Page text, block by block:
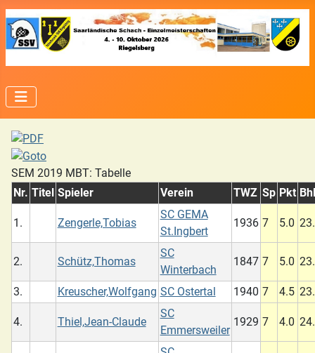
SEM 2019 MBT: Tabelle
Nr. Titel Spieler Verein TWZ Sp Pkt
1. Zengerle,Tobias
SC GEMA
St.Ingbert
1936 7 5.0
2. Schütz,Thomas
SC
Winterbach
1847 7 5.0
3. Kreuscher,Wolfgang SC Ostertal 1940 7 4.5
4. Thiel,Jean-Claude
SC
Emmersweiler
1929 7 4.0